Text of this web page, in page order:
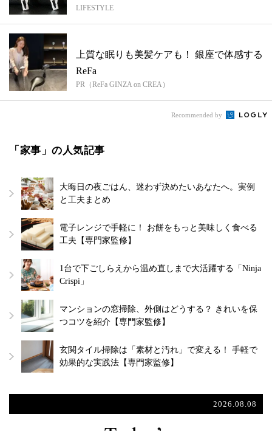
LIFESTYLE
上質な眠りも美髪ケアも！ 銀座で体感する
ReFa
PR（ReFa GINZA on CREA）
Recommended by
「家事」の人気記事
大晦日の夜ごはん、迷わず決めたいあなたへ。実例
と工夫まとめ
電子レンジで手軽に！ お餅をもっと美味しく食べる
工夫【専門家監修】
1台で下ごしらえから温め直しまで大活躍する「Ninja
Crispi」
マンションの窓掃除、外側はどうする？ きれいを保
つコツを紹介【専門家監修】
玄関タイル掃除は「素材と汚れ」で変える！ 手軽で
効果的な実践法【専門家監修】
2026.08.08